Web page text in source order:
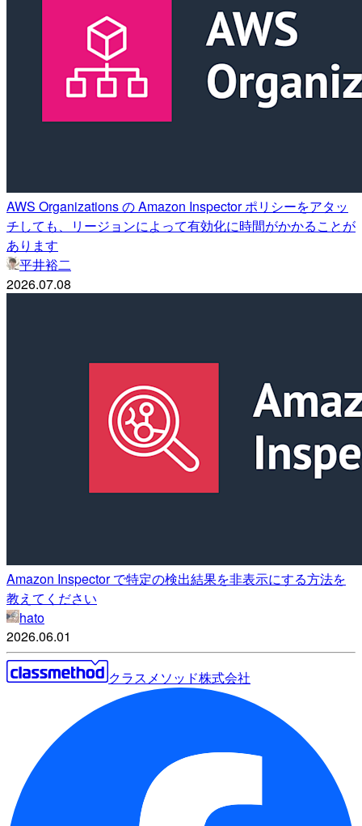
AWS Organizations の Amazon Inspector ポリシーをアタッ
チしても、リージョンによって有効化に時間がかかることが
あります
平井裕二
2026.07.08
Amazon Inspector で特定の検出結果を非表示にする方法を
教えてください
hato
2026.06.01
クラスメソッド株式会社